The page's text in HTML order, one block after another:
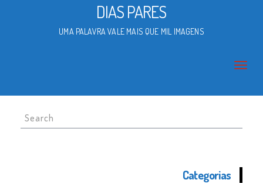
DIAS PARES
UMA PALAVRA VALE MAIS QUE MIL IMAGENS
Search
for:
Categorias